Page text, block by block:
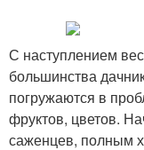
С наступлением
большинства
погружаются в
фруктов, цветов.
саженцев, полным